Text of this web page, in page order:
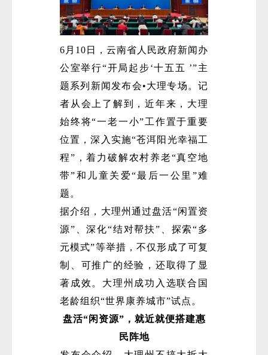
6月10日，云南省人民政府新闻办
公室举行“开局起步‘十五五 ’”主
题系列新闻发布会•大理专场。记
者从会上了解到，近年来，大理
始终将“一老一小”工作置于重要
位置，深入实施“苍洱阳光幸福工
程”，着力破解农村养老“真空地
带”和儿童关爱“最后一公里”难
题。
据介绍，大理州通过盘活“闲置资
源”、深化“结对帮扶”、探索“多
元模式”等举措，不仅形成了可复
制、可推广的经验，还取得了显
著成效。大理州成功入选联合国
老龄组织“世界康养城市”试点。
盘活“闲资源”，就近就便搭建惠
民阵地